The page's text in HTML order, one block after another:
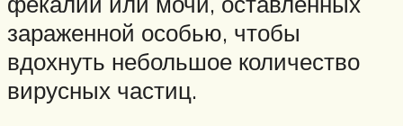
зараженной особью, чтобы
вдохнуть небольшое количество
вирусных частиц.